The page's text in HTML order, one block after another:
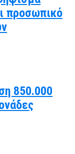
προσωπικό
850.000